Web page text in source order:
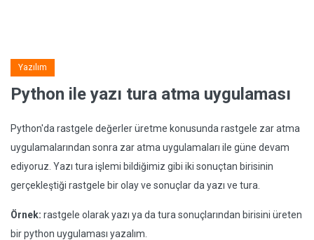
Yazılım
Python ile yazı tura atma uygulaması
Python'da rastgele değerler üretme konusunda rastgele zar atma
uygulamalarından sonra zar atma uygulamaları ile güne devam
ediyoruz. Yazı tura işlemi bildiğimiz gibi iki sonuçtan birisinin
gerçekleştiği rastgele bir olay ve sonuçlar da yazı ve tura.
Örnek: rastgele olarak yazı ya da tura sonuçlarından birisini üreten
bir python uygulaması yazalım.